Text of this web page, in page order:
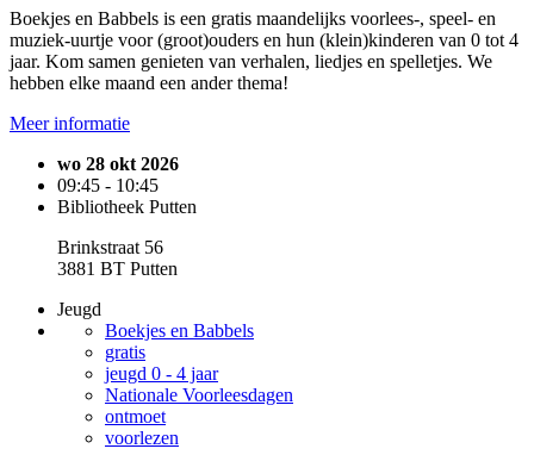
Boekjes en Babbels is een gratis maandelijks voorlees-, speel- en
muziek-uurtje voor (groot)ouders en hun (klein)kinderen van 0 tot 4
jaar. Kom samen genieten van verhalen, liedjes en spelletjes. We
hebben elke maand een ander thema!
Meer informatie
wo 28 okt 2026
09:45 - 10:45
Bibliotheek Putten
Brinkstraat 56
3881 BT Putten
Jeugd
Boekjes en Babbels
gratis
jeugd 0 - 4 jaar
Nationale Voorleesdagen
ontmoet
voorlezen